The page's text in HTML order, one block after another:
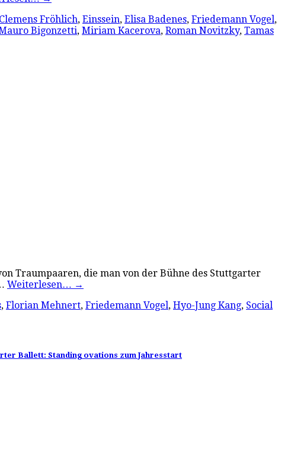
Clemens Fröhlich, Einssein, Elisa Badenes, Friedemann Vogel,
Bigonzetti, Miriam Kacerova, Roman Novitzky, Tamas
Traumpaaren, die man von der Bühne des Stuttgarter
Weiterlesen… →
, Florian Mehnert, Friedemann Vogel, Hyo-Jung Kang, Social
Ballett: Standing ovations zum Jahresstart